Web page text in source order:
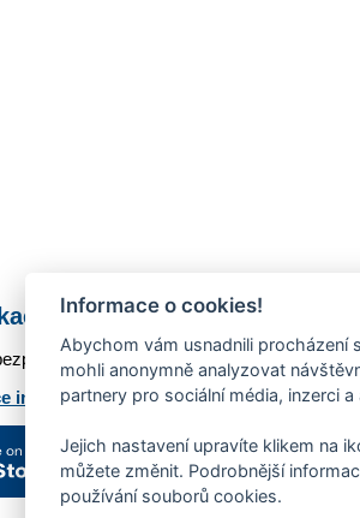
Mobilní rozhlas
odstávky, poruchy a výpadky
informací o aplikaci
Informace o cookies!
Abychom vám usnadnili procházení
mohli anonymně analyzovat
partnery pro sociální média, inzerci a
Jejich nastavení upravíte klikem na
můžete změnit. Podrobnější
používání souborů cookies.